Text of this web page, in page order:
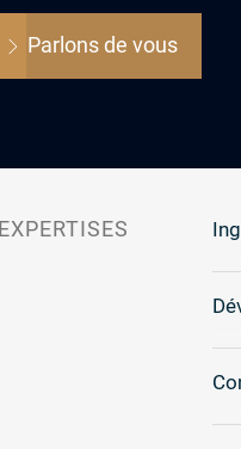
Parlons de vous
EXPERTISES